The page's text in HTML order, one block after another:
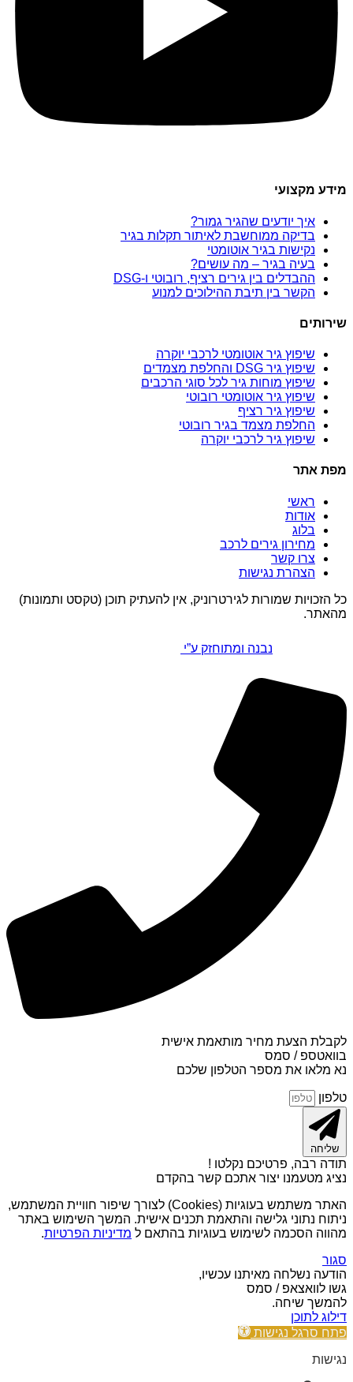
מידע מקצועי
איך יודעים שהגיר גמור?
בדיקה ממוחשבת לאיתור תקלות בגיר
נקישות בגיר אוטומטי
בעיה בגיר – מה עושים?
ההבדלים בין גירים רציף, רובוטי ו-DSG
הקשר בין תיבת ההילוכים למנוע
שירותים
שיפוץ גיר אוטומטי לרכבי יוקרה
שיפוץ גיר DSG והחלפת מצמדים
שיפוץ מוחות גיר לכל סוגי הרכבים
שיפוץ גיר אוטומטי רובוטי
שיפוץ גיר רציף
החלפת מצמד בגיר רובוטי
שיפוץ גיר לרכבי יוקרה
מפת אתר
ראשי
אודות
בלוג
מחירון גירים לרכב
צרו קשר
הצהרת נגישות
כל הזכויות שמורות לגירטרוניק, אין להעתיק תוכן (טקסט ותמונות)
מהאתר.
נבנה ומתוחזק ע”י
לקבלת הצעת מחיר מותאמת אישית
בוואטספ / סמס
נא מלאו את מספר הטלפון שלכם
טלפון
שליחה
תודה רבה, פרטיכם נקלטו !
נציג מטעמנו יצור אתכם קשר בהקדם
האתר משתמש בעוגיות (Cookies) לצורך שיפור חוויית המשתמש,
ניתוח נתוני גלישה והתאמת תכנים אישית. המשך השימוש באתר
מהווה הסכמה לשימוש בעוגיות בהתאם ל מדיניות הפרטיות.
סגור
הודעה נשלחה מאיתנו עכשיו,
גשו לוואצאפ / סמס
להמשך שיחה.
דילוג לתוכן
פתח סרגל נגישות
נגישות